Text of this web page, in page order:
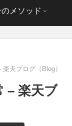
メソッド
天ブログ（Blog）
– 楽天ブ